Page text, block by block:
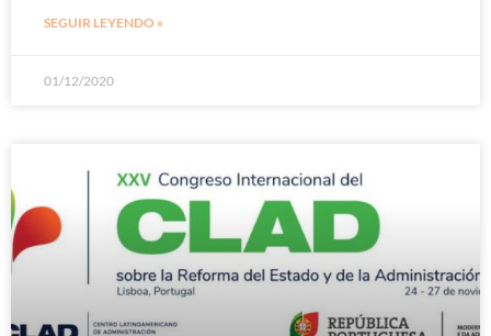
SEGUIR LEYENDO »
01/12/2020